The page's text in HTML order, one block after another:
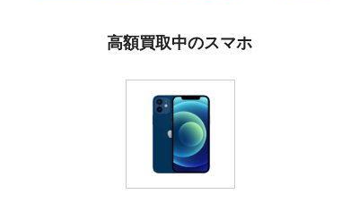
高額買取中のスマホ